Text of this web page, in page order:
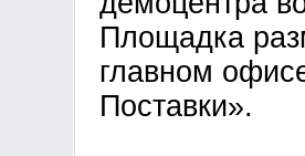
Площадка
главном
Поставки».